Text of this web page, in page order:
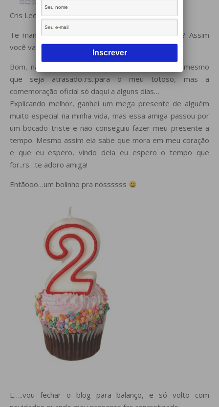
Cris Lee!!!
Te mando por correio o mais rapido possivel ok? Assim
você vai curtir bastante a sua agenda!
Bom, não posso deixar de cantar um parabéns, mesmo
que seja atrasado..rs..para o meu totoso, mas a
comemoração oficial só daqui a alguns dias…
Explicando melhor, ganhei um mega presente de alguém
muito especial na minha vida, mas essa amiga passou por
um bocado triste e não conseguiu fazer meu presente a
tempo. Mesmo assim ela sabe que mora em meu coração
e que eu espero, vindo dela eu espero o tempo que
for..rs…te adoro amiga!
Entãooo…um bolinho pra nóssssss
E…..vou fechar o blog para balanço, e só volto com